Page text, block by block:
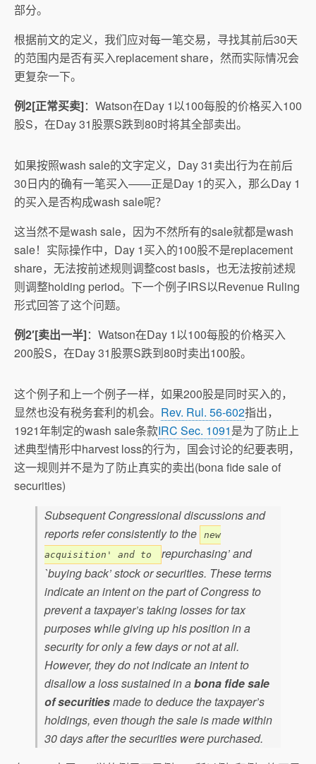
部分。
根据前文的定义，我们应对每一笔交易，寻找其前后30天
的范围内是否有买入replacement share，然而实际情况会
更复杂一下。
例2[正常买卖]：Watson在Day 1以100每股的价格买入100
股S，在Day 31股票S跌到80时将其全部卖出。
如果按照wash sale的文字定义，Day 31卖出行为在前后
30日内的确有一笔买入——正是Day 1的买入，那么Day 1
的买入是否构成wash sale呢？
这当然不是wash sale，因为不然所有的sale就都是wash
sale！实际操作中，Day 1买入的100股不是replacement
share，无法按前述规则调整cost basis，也无法按前述规
则调整holding period。下一个例子IRS以Revenue Ruling
形式回答了这个问题。
例2′[卖出一半]：Watson在Day 1以100每股的价格买入
200股S，在Day 31股票S跌到80时卖出100股。
这个例子和上一个例子一样，如果200股是同时买入的，
显然也没有税务套利的机会。 Rev. Rul. 56-602指出，
1921年制定的wash sale条款IRC Sec. 1091是为了防止上
述典型情形中harvest loss的行为，国会讨论的纪要表明，
这一规则并不是为了防止真实的卖出(bona fide sale of
securities)
Subsequent Congressional discussions and
reports refer consistently to the
new
acquisition' and to
repurchasing’ and
`buying back’ stock or securities. These terms
indicate an intent on the part of Congress to
prevent a taxpayer’s taking losses for tax
purposes while giving up his position in a
security for only a few days or not at all.
However, they do not indicate an intent to
disallow a loss sustained in abona fide sale
of securitiesmade to deduce the taxpayer’s
holdings, even though the sale is made within
30 days after the securities were purchased.